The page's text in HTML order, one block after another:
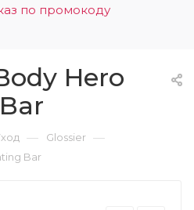
по промокоду
0
Hero
— Glossier —
Bar